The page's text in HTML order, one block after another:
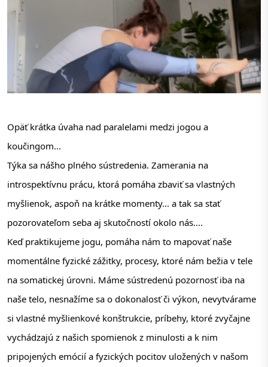
Opäť krátka úvaha nad paralelami medzi jogou a
koučingom...
Týka sa nášho plného sústredenia. Zamerania na
introspektívnu prácu, ktorá pomáha zbaviť sa vlastných
myšlienok, aspoň na krátke momenty... a tak sa stať
pozorovateľom seba aj skutočností okolo nás....
Keď praktikujeme jogu, pomáha nám to mapovať naše
momentálne fyzické zážitky, procesy, ktoré nám bežia v tele
na somatickej úrovni. Máme sústredenú pozornosť iba na
naše telo, nesnažíme sa o dokonalosť či výkon, nevytvárame
si vlastné myšlienkové konštrukcie, príbehy, ktoré zvyčajne
vychádzajú z našich spomienok z minulosti a k nim
pripojených emócií a fyzických pocitov uložených v našom